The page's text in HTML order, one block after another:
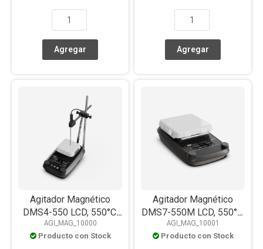
Agitador Magnético
DMS4-550 LCD, 550°C,
PT1000, Placa
Vitrocerámica, 10L
AGI_MAG_10000
Producto con Stock
Agitador Magnético
DMS7-550M LCD, 550°C,
PT1000, placa
vitrocerámica, 20L
AGI_MAG_10001
Producto con Stock